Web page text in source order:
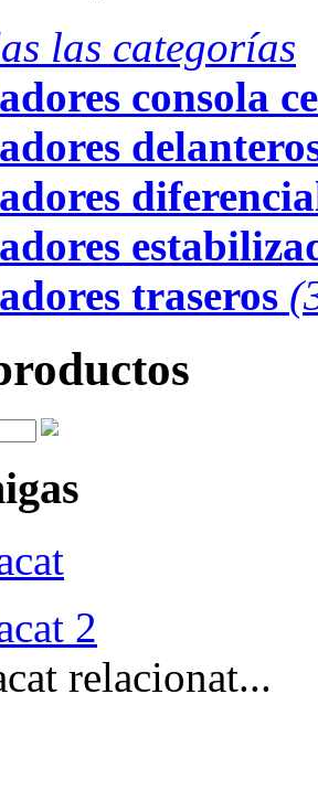
las categorías
consola
traseros
2
relacionat...